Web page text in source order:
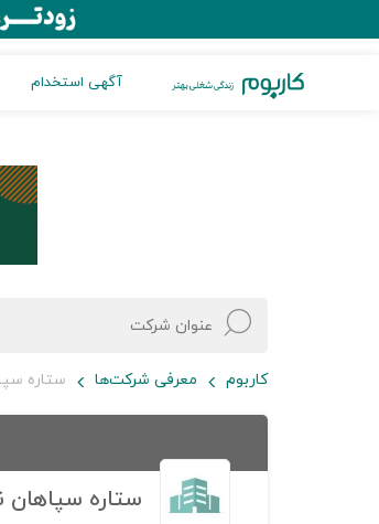
آگهی استخدام
کاربوم معرفی شرکت‌ها ستاره
ستاره سپاهان